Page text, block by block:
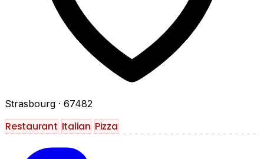
Strasbourg · 67482
Restaurant Italian Pizza